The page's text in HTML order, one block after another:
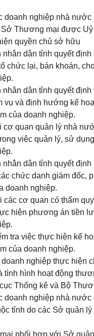
doanh nghiệp nhà nước
Thương mại được Uỷ
quyền chủ sở hữu
nhân dân tỉnh quyết định
chức lại, bán khoán,
nhân dân tỉnh quyết
vụ và định hướng kế
của doanh nghiệp.
cơ quan quản lý nhà
việc quản lý, sử
nhân dân tỉnh quyết định
chức danh giám đốc,
doanh nghiệp.
cơ quan có thẩm
hiện phương án tiền
tra việc thực hiện kế
của doanh nghiệp.
nghiệp thực hiện
tình hình hoạt động
Thống kê và Bộ
doanh nghiệp nhà nước
tỉnh do các Sở quản lý